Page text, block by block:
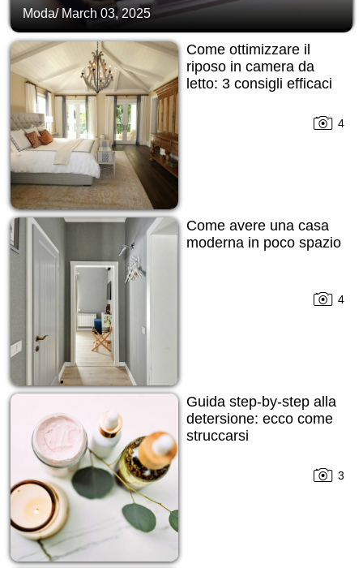
Moda/ March 03, 2025
Come ottimizzare il
riposo in camera da
letto: 3 consigli efficaci
4
Come avere una casa
moderna in poco spazio
4
Guida step-by-step alla
detersione: ecco come
struccarsi
3